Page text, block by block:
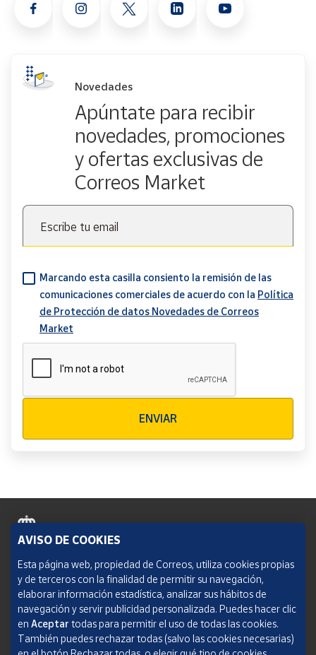
Novedades
Apúntate para recibir
novedades, promociones
y ofertas exclusivas de
Correos Market
Escribe tu email
Marcando esta casilla consiento la remisión de las
comunicaciones comerciales de acuerdo con la Política
de Protección de datos Novedades de Correos
Market
ENVIAR
Política de cookies
Aviso legal
Condiciones del servicio
Política de Privacidad Web
AVISO DE COOKIES
Esta página web, propiedad de Correos, utiliza cookies propias
y de terceros con la finalidad de permitir su navegación,
elaborar información estadística, analizar sus hábitos de
navegación y servir publicidad personalizada. Puedes hacer clic
en Aceptar todas para permitir el uso de todas las cookies.
También puedes rechazar todas (salvo las cookies necesarias)